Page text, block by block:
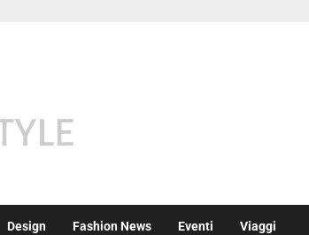
Design Fashion News Eventi Viaggi